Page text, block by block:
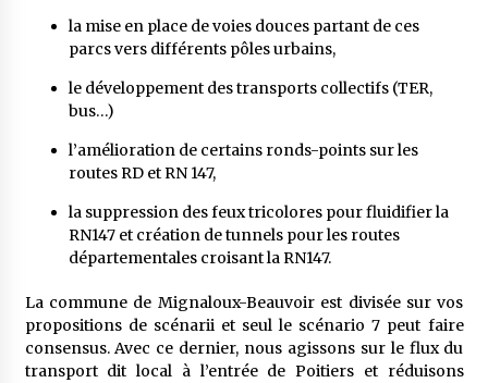
la mise en place de voies douces partant de ces
parcs vers différents pôles urbains,
le développement des transports collectifs (TER,
bus…)
l’amélioration de certains ronds-points sur les
routes RD et RN 147,
la suppression des feux tricolores pour fluidifier la
RN147 et création de tunnels pour les routes
départementales croisant la RN147.
La commune de Mignaloux-Beauvoir est divisée sur vos
propositions de scénarii et seul le scénario 7 peut faire
consensus. Avec ce dernier, nous agissons sur le flux du
transport dit local à l’entrée de Poitiers et réduisons